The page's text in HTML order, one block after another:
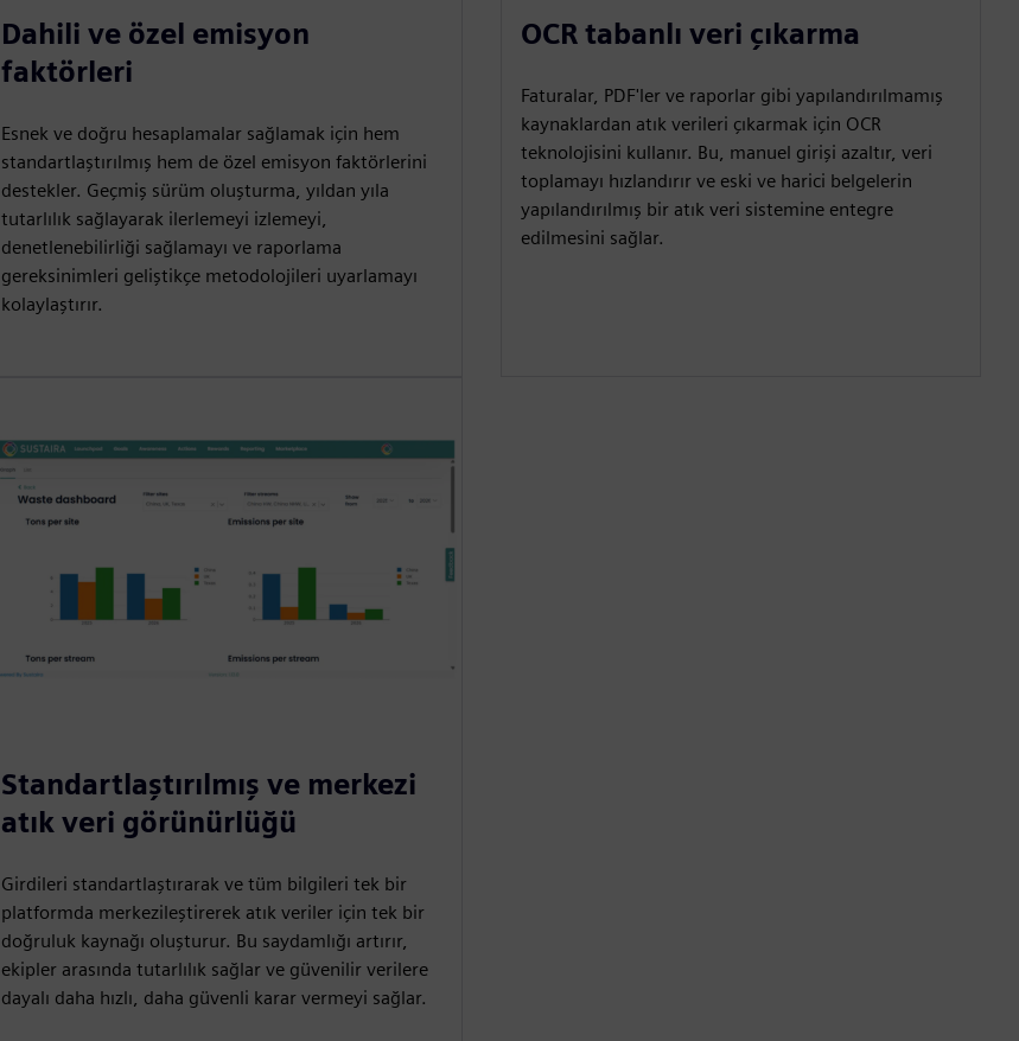
Dahili ve özel emisyon
faktörleri
Esnek ve doğru hesaplamalar sağlamak için hem
standartlaştırılmış hem de özel emisyon faktörlerini
destekler. Geçmiş sürüm oluşturma, yıldan yıla
tutarlılık sağlayarak ilerlemeyi izlemeyi,
denetlenebilirliği sağlamayı ve raporlama
gereksinimleri geliştikçe metodolojileri uyarlamayı
kolaylaştırır.
OCR tabanlı veri çıkarma
Faturalar, PDF'ler ve raporlar gibi yapılandırılmamış
kaynaklardan atık verileri çıkarmak için OCR
teknolojisini kullanır. Bu, manuel girişi azaltır, veri
toplamayı hızlandırır ve eski ve harici belgelerin
yapılandırılmış bir atık veri sistemine entegre
edilmesini sağlar.
Standartlaştırılmış ve merkezi
atık veri görünürlüğü
Girdileri standartlaştırarak ve tüm bilgileri tek bir
platformda merkezileştirerek atık veriler için tek bir
doğruluk kaynağı oluşturur. Bu saydamlığı artırır,
ekipler arasında tutarlılık sağlar ve güvenilir verilere
dayalı daha hızlı, daha güvenli karar vermeyi sağlar.